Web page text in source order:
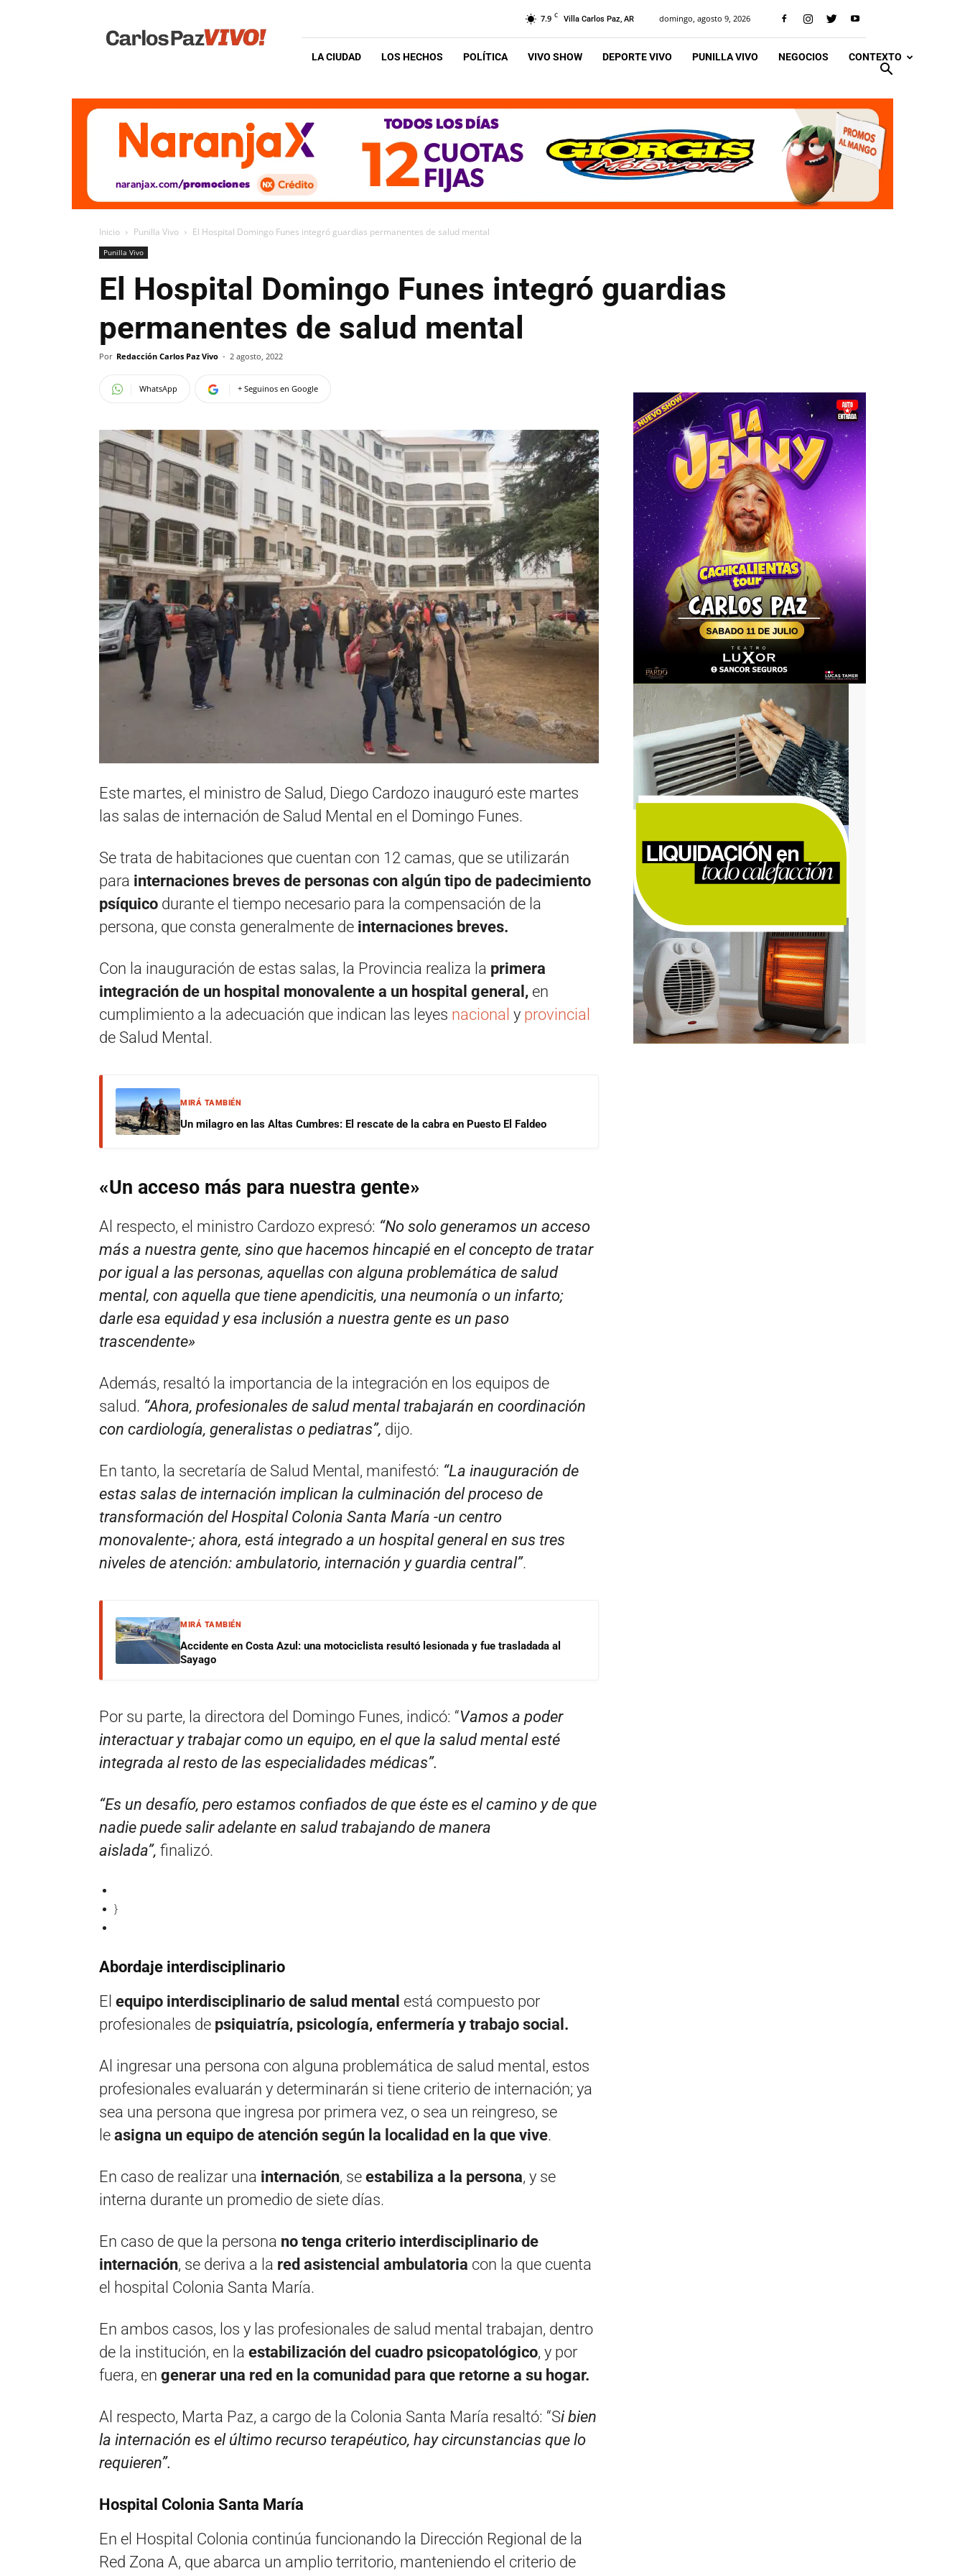
Vivo
7.9 C Villa Carlos Paz, AR domingo, agosto 9, 2026
LA CIUDAD LOS HECHOS POLÍTICA VIVO SHOW DEPORTE VIVO PUNILLA VIVO NEGOCIOS CONTEXTO
Inicio Punilla Vivo El Hospital Domingo Funes integró guardias permanentes de salud mental
Punilla Vivo
El Hospital Domingo Funes integró guardias
permanentes de salud mental
Por Redacción Carlos Paz Vivo - 2 agosto, 2022
WhatsApp + Seguinos en Google
Este martes, el ministro de Salud, Diego Cardozo inauguró este martes
las salas de internación de Salud Mental en el Domingo Funes.
Se trata de habitaciones que cuentan con 12 camas, que se utilizarán
para internaciones breves de personas con algún tipo de padecimiento
psíquico durante el tiempo necesario para la compensación de la
persona, que consta generalmente de internaciones breves.
Con la inauguración de estas salas, la Provincia realiza la primera
integración de un hospital monovalente a un hospital general, en
cumplimiento a la adecuación que indican las leyes nacional y provincial
de Salud Mental.
MIRÁ TAMBIÉN
Un milagro en las Altas Cumbres: El rescate de la cabra en Puesto El Faldeo
«Un acceso más para nuestra gente»
Al respecto, el ministro Cardozo expresó: “No solo generamos un acceso
más a nuestra gente, sino que hacemos hincapié en el concepto de tratar
por igual a las personas, aquellas con alguna problemática de salud
mental, con aquella que tiene apendicitis, una neumonía o un infarto;
darle esa equidad y esa inclusión a nuestra gente es un paso
trascendente»
Además, resaltó la importancia de la integración en los equipos de
salud. “Ahora, profesionales de salud mental trabajarán en coordinación
con cardiología, generalistas o pediatras”, dijo.
En tanto, la secretaría de Salud Mental, manifestó: “La inauguración de
estas salas de internación implican la culminación del proceso de
transformación del Hospital Colonia Santa María -un centro
monovalente-; ahora, está integrado a un hospital general en sus tres
niveles de atención: ambulatorio, internación y guardia central”.
MIRÁ TAMBIÉN
Accidente en Costa Azul: una motociclista resultó lesionada y fue trasladada al
Sayago
Por su parte, la directora del Domingo Funes, indicó: “Vamos a poder
interactuar y trabajar como un equipo, en el que la salud mental esté
integrada al resto de las especialidades médicas”.
“Es un desafío, pero estamos confiados de que éste es el camino y de que
nadie puede salir adelante en salud trabajando de manera
aislada”, finalizó.
}
Abordaje interdisciplinario
El equipo interdisciplinario de salud mental está compuesto por
profesionales de psiquiatría, psicología, enfermería y trabajo social.
Al ingresar una persona con alguna problemática de salud mental, estos
profesionales evaluarán y determinarán si tiene criterio de internación; ya
sea una persona que ingresa por primera vez, o sea un reingreso, se
le asigna un equipo de atención según la localidad en la que vive.
En caso de realizar una internación, se estabiliza a la persona, y se
interna durante un promedio de siete días.
En caso de que la persona no tenga criterio interdisciplinario de
internación, se deriva a la red asistencial ambulatoria con la que cuenta
el hospital Colonia Santa María.
En ambos casos, los y las profesionales de salud mental trabajan, dentro
de la institución, en la estabilización del cuadro psicopatológico, y por
fuera, en generar una red en la comunidad para que retorne a su hogar.
Al respecto, Marta Paz, a cargo de la Colonia Santa María resaltó: “Si bien
la internación es el último recurso terapéutico, hay circunstancias que lo
requieren”.
Hospital Colonia Santa María
En el Hospital Colonia continúa funcionando la Dirección Regional de la
Red Zona A, que abarca un amplio territorio, manteniendo el criterio de